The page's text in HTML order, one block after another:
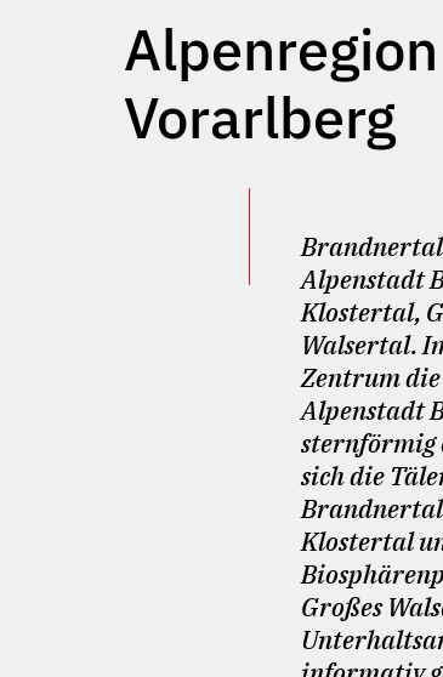
Alpenregion
Vorarlberg
Alpenstadt
Klostertal,
Walsertal.
Zentrum die
Alpenstadt
sternförmig
sich die
Klostertal
Großes